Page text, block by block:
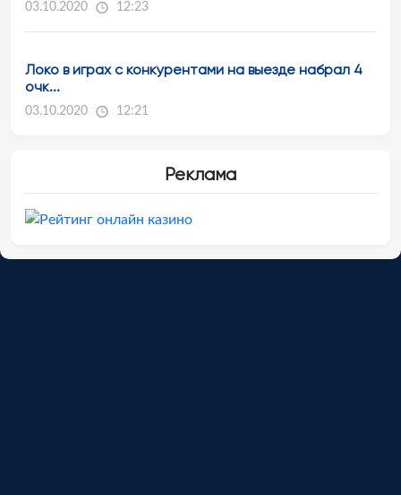
03.10.2020 12:23
Локо в играх с конкурентами на выезде набрал 4
очк...
03.10.2020 12:21
Реклама